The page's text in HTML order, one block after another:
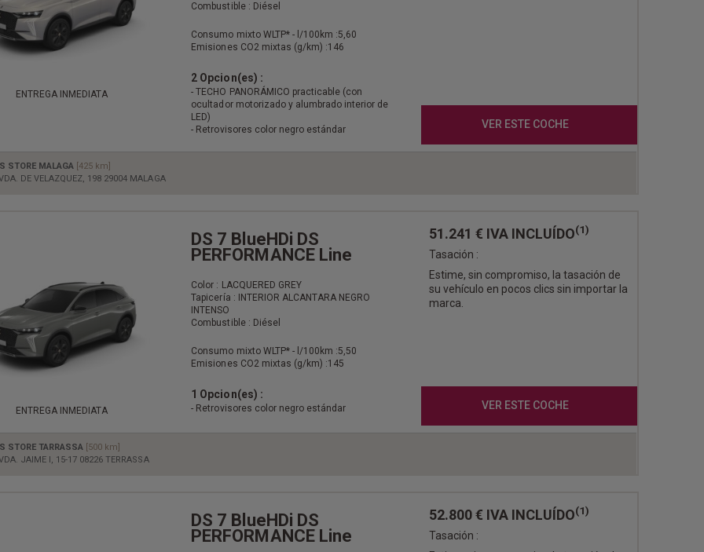
ENTREGA INMEDIATA
Combustible : Diésel
Consumo mixto WLTP* - l/100km :5,60
Emisiones CO2 mixtas (g/km) :146
2 Opcion(es) :
- TECHO PANORÁMICO practicable (con
ocultador motorizado y alumbrado interior de
LED)
- Retrovisores color negro estándar
VER ESTE COCHE
STORE MALAGA [425 km]
DE VELAZQUEZ, 198 29004 MALAGA
ENTREGA INMEDIATA
DS 7 BlueHDi DS
PERFORMANCE Line
Color : LACQUERED GREY
Tapicería : INTERIOR ALCANTARA NEGRO
INTENSO
Combustible : Diésel
Consumo mixto WLTP* - l/100km :5,50
Emisiones CO2 mixtas (g/km) :145
1 Opcion(es) :
- Retrovisores color negro estándar
51.241 € IVA INCLUÍDO(1)
Tasación :
Estime, sin compromiso, la tasación de
su vehículo en pocos clics sin importar la
marca.
VER ESTE COCHE
STORE TARRASSA [500 km]
JAIME I, 15-17 08226 TERRASSA
DS 7 BlueHDi DS
PERFORMANCE Line
52.800 € IVA INCLUÍDO(1)
Tasación :